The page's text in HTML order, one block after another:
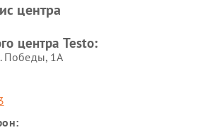
центра
центра Testo:
Победы, 1А